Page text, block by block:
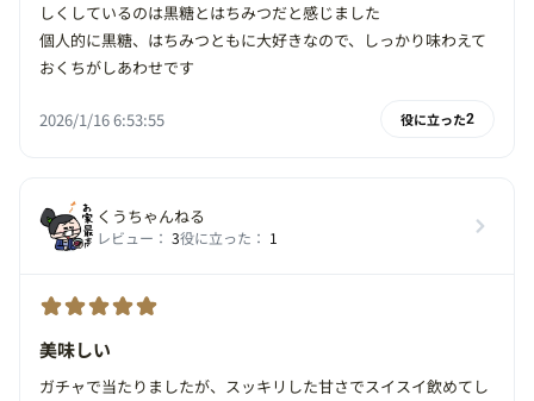
しくしているのは黒糖とはちみつだと感じました
個人的に黒糖、はちみつともに大好きなので、しっかり味わえて
おくちがしあわせです
2026/1/16 6:53:55 役に立った2
くうちゃんねる
レビュー： 3役に立った： 1
美味しい
ガチャで当たりましたが、スッキリした甘さでスイスイ飲めてし